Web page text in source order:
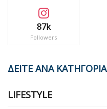
87k
Followers
ΔΕΙΤΕ ΑΝΑ ΚΑΤΗΓΟΡΙΑ
LIFESTYLE